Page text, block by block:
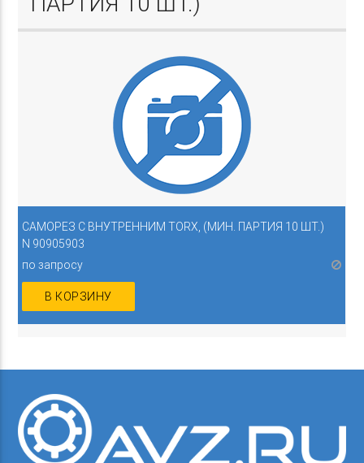
САМОРЕЗ С ВНУТРЕННИМ TORX, (МИН. ПАРТИЯ 10 ШТ.)
N 90905903
по запросу
В КОРЗИНУ